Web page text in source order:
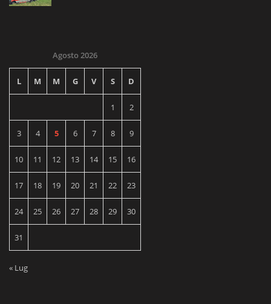
Agosto 2026
L M M G V S D
1 2
3 4 5 6 7 8 9
10 11 12 13 14 15 16
17 18 19 20 21 22 23
24 25 26 27 28 29 30
31
« Lug